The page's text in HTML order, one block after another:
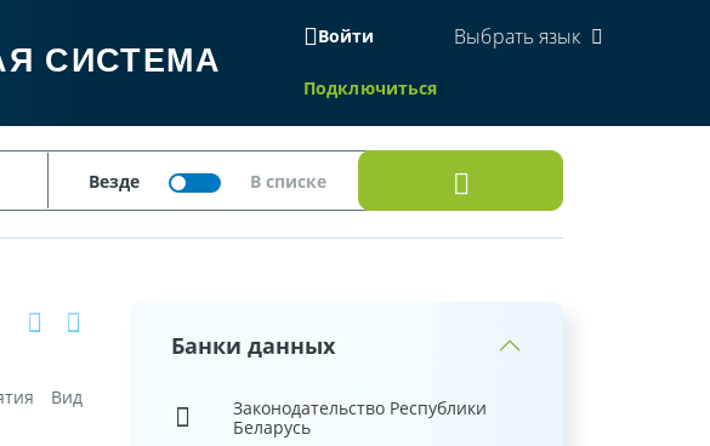
СИСТЕМА
Войти
Подключиться
Выбрать язык
Вид
Банки данных
Законодательство Республики
Беларусь